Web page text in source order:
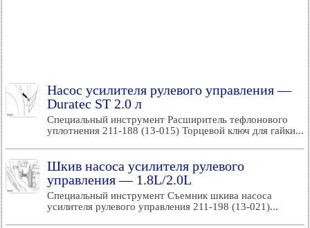
Насос усилителя рулевого управления —
Duratec ST 2.0 л
Специальный инструмент Расширитель тефлонового
уплотнения 211-188 (13-015) Торцевой ключ для гайки...
Шкив насоса усилителя рулевого
управления — 1.8L/2.0L
Специальный инструмент Съемник шкива насоса
усилителя рулевого управления 211-198 (13-021)...